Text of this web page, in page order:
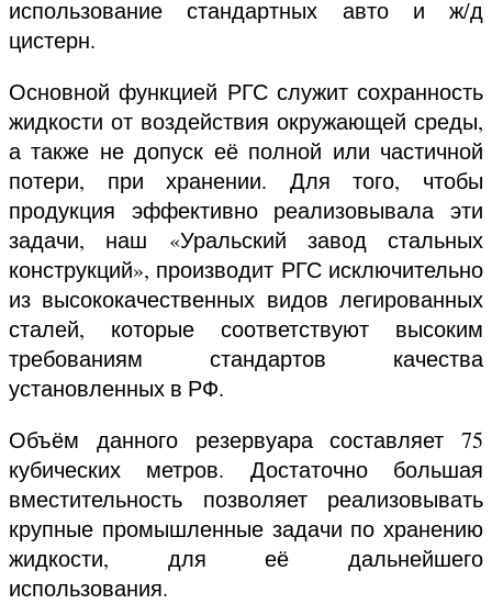
использование стандартных авто и ж/д
цистерн.
Основной функцией РГС служит сохранность
жидкости от воздействия окружающей среды,
а также не допуск её полной или частичной
потери, при хранении. Для того, чтобы
продукция эффективно реализовывала эти
задачи, наш «Уральский завод стальных
конструкций», производит РГС исключительно
из высококачественных видов легированных
сталей, которые соответствуют высоким
требованиям стандартов качества
установленных в РФ.
Объём данного резервуара составляет 75
кубических метров. Достаточно большая
вместительность позволяет реализовывать
крупные промышленные задачи по хранению
жидкости, для её дальнейшего
использования.